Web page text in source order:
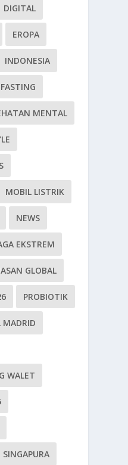
DIGITAL
EROPA
INDONESIA
MENTAL
MOBIL LISTRIK
NEWS
EKSTREM
GLOBAL
PROBIOTIK
MADRID
WALET
SINGAPURA